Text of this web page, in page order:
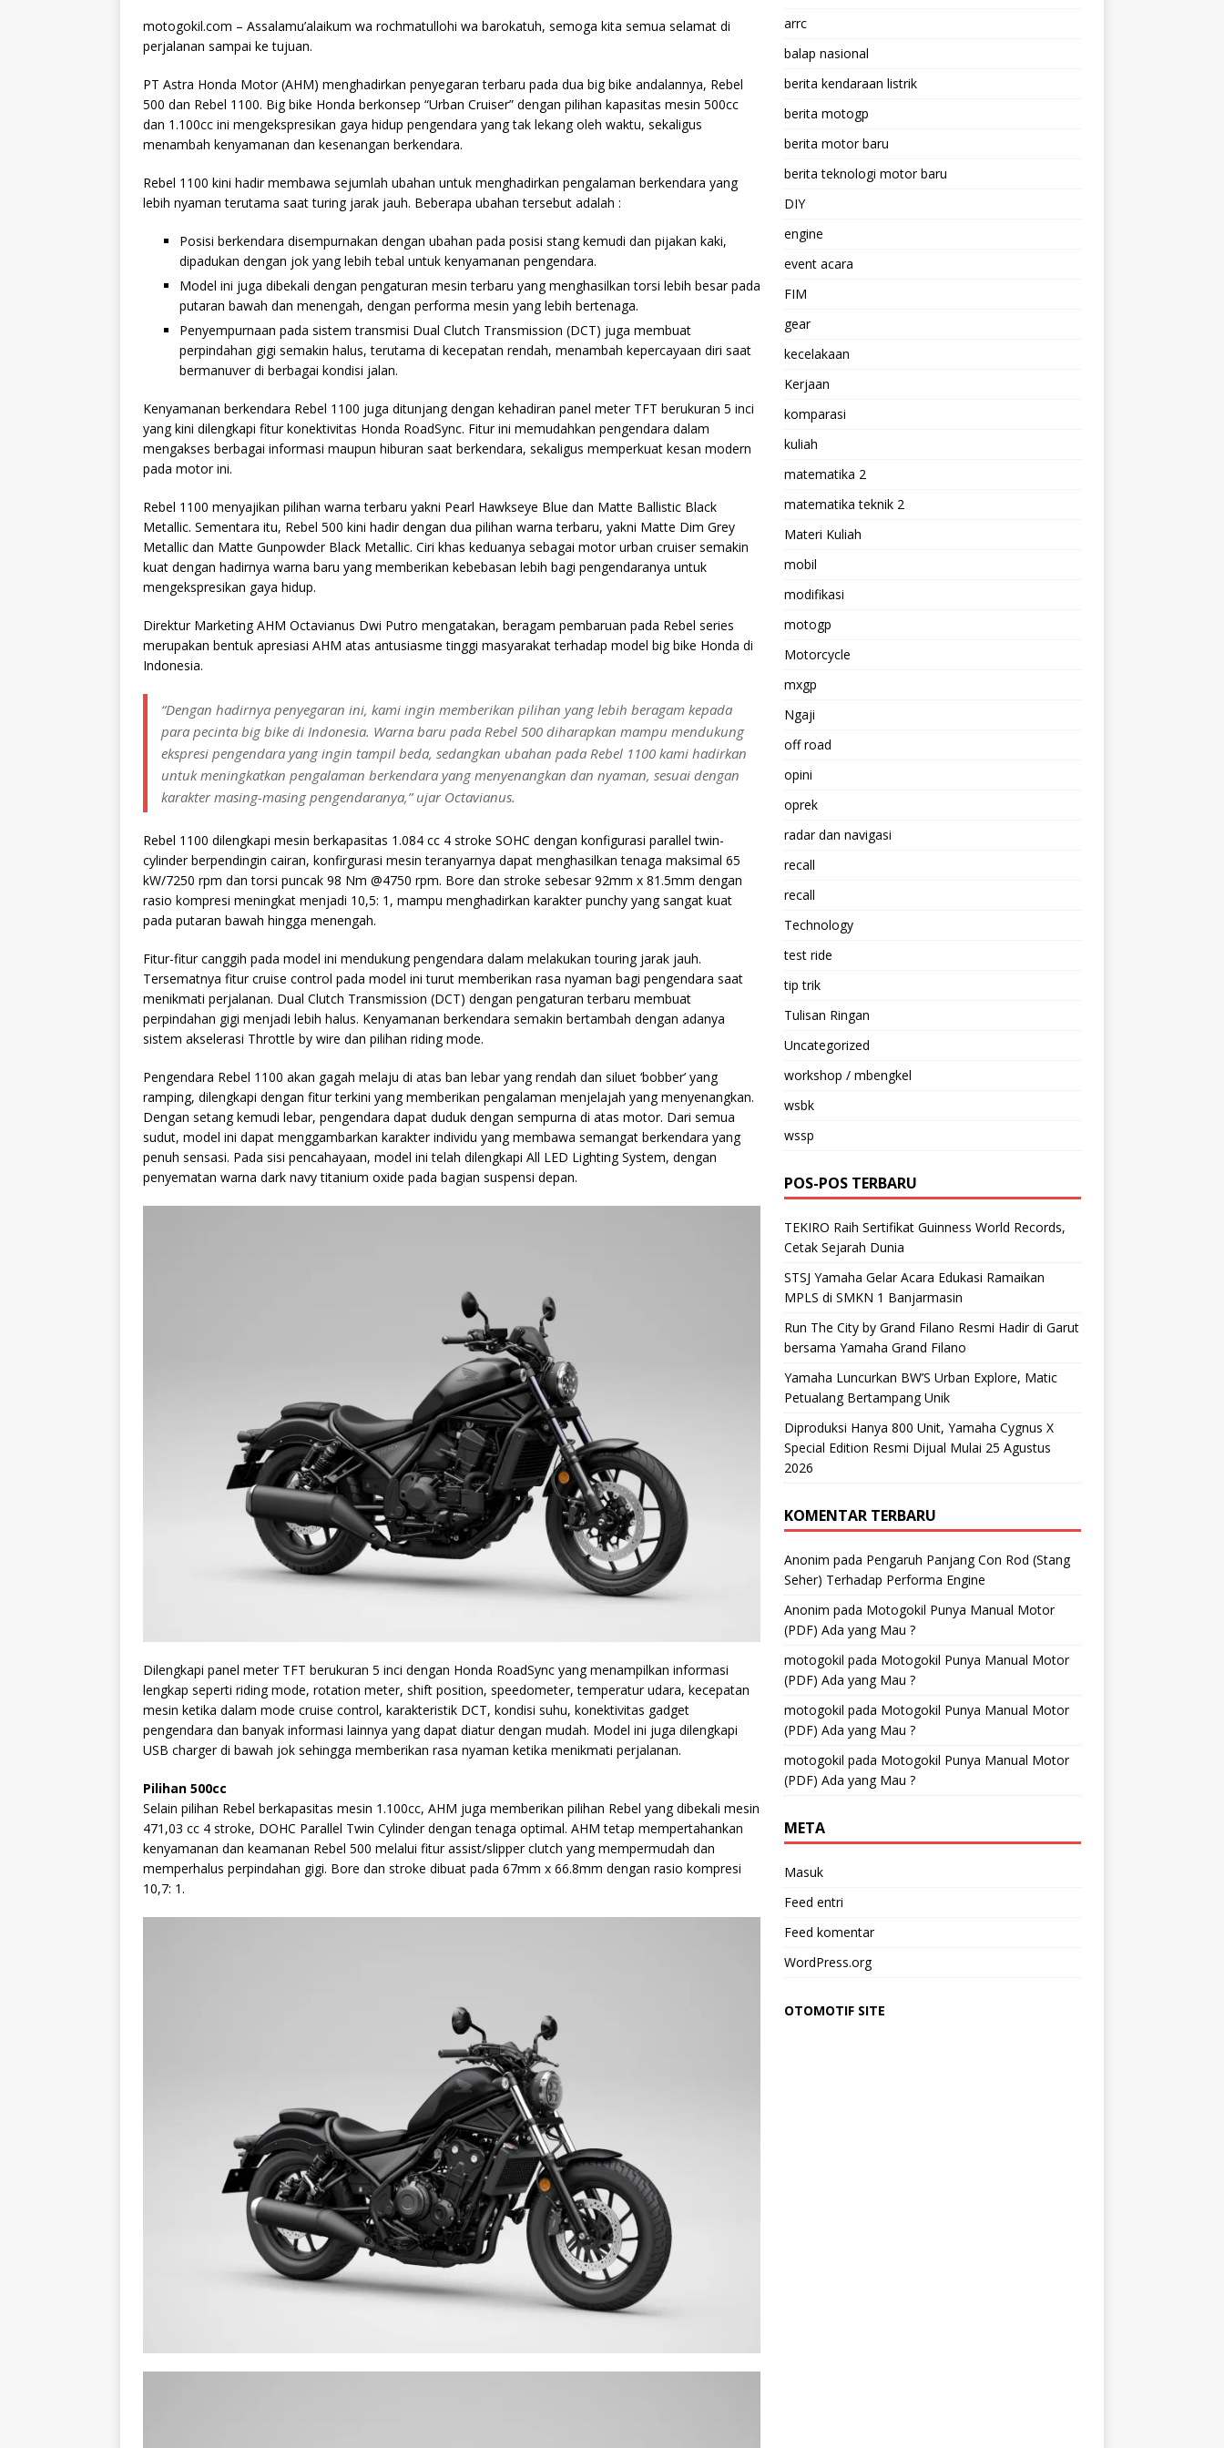
motogokil.com – Assalamu’alaikum wa rochmatullohi wa barokatuh, semoga kita semua selamat di
perjalanan sampai ke tujuan.
PT Astra Honda Motor (AHM) menghadirkan penyegaran terbaru pada dua big bike andalannya, Rebel
500 dan Rebel 1100. Big bike Honda berkonsep “Urban Cruiser” dengan pilihan kapasitas mesin 500cc
dan 1.100cc ini mengekspresikan gaya hidup pengendara yang tak lekang oleh waktu, sekaligus
menambah kenyamanan dan kesenangan berkendara.
Rebel 1100 kini hadir membawa sejumlah ubahan untuk menghadirkan pengalaman berkendara yang
lebih nyaman terutama saat turing jarak jauh. Beberapa ubahan tersebut adalah :
Posisi berkendara disempurnakan dengan ubahan pada posisi stang kemudi dan pijakan kaki,
dipadukan dengan jok yang lebih tebal untuk kenyamanan pengendara.
Model ini juga dibekali dengan pengaturan mesin terbaru yang menghasilkan torsi lebih besar pada
putaran bawah dan menengah, dengan performa mesin yang lebih bertenaga.
Penyempurnaan pada sistem transmisi Dual Clutch Transmission (DCT) juga membuat
perpindahan gigi semakin halus, terutama di kecepatan rendah, menambah kepercayaan diri saat
bermanuver di berbagai kondisi jalan.
Kenyamanan berkendara Rebel 1100 juga ditunjang dengan kehadiran panel meter TFT berukuran 5 inci
yang kini dilengkapi fitur konektivitas Honda RoadSync. Fitur ini memudahkan pengendara dalam
mengakses berbagai informasi maupun hiburan saat berkendara, sekaligus memperkuat kesan modern
pada motor ini.
Rebel 1100 menyajikan pilihan warna terbaru yakni Pearl Hawkseye Blue dan Matte Ballistic Black
Metallic. Sementara itu, Rebel 500 kini hadir dengan dua pilihan warna terbaru, yakni Matte Dim Grey
Metallic dan Matte Gunpowder Black Metallic. Ciri khas keduanya sebagai motor urban cruiser semakin
kuat dengan hadirnya warna baru yang memberikan kebebasan lebih bagi pengendaranya untuk
mengekspresikan gaya hidup.
Direktur Marketing AHM Octavianus Dwi Putro mengatakan, beragam pembaruan pada Rebel series
merupakan bentuk apresiasi AHM atas antusiasme tinggi masyarakat terhadap model big bike Honda di
Indonesia.
“Dengan hadirnya penyegaran ini, kami ingin memberikan pilihan yang lebih beragam kepada
para pecinta big bike di Indonesia. Warna baru pada Rebel 500 diharapkan mampu mendukung
ekspresi pengendara yang ingin tampil beda, sedangkan ubahan pada Rebel 1100 kami hadirkan
untuk meningkatkan pengalaman berkendara yang menyenangkan dan nyaman, sesuai dengan
karakter masing-masing pengendaranya,” ujar Octavianus.
Rebel 1100 dilengkapi mesin berkapasitas 1.084 cc 4 stroke SOHC dengan konfigurasi parallel twin-
cylinder berpendingin cairan, konfirgurasi mesin teranyarnya dapat menghasilkan tenaga maksimal 65
kW/7250 rpm dan torsi puncak 98 Nm @4750 rpm. Bore dan stroke sebesar 92mm x 81.5mm dengan
rasio kompresi meningkat menjadi 10,5: 1, mampu menghadirkan karakter punchy yang sangat kuat
pada putaran bawah hingga menengah.
Fitur-fitur canggih pada model ini mendukung pengendara dalam melakukan touring jarak jauh.
Tersematnya fitur cruise control pada model ini turut memberikan rasa nyaman bagi pengendara saat
menikmati perjalanan. Dual Clutch Transmission (DCT) dengan pengaturan terbaru membuat
perpindahan gigi menjadi lebih halus. Kenyamanan berkendara semakin bertambah dengan adanya
sistem akselerasi Throttle by wire dan pilihan riding mode.
Pengendara Rebel 1100 akan gagah melaju di atas ban lebar yang rendah dan siluet ‘bobber’ yang
ramping, dilengkapi dengan fitur terkini yang memberikan pengalaman menjelajah yang menyenangkan.
Dengan setang kemudi lebar, pengendara dapat duduk dengan sempurna di atas motor. Dari semua
sudut, model ini dapat menggambarkan karakter individu yang membawa semangat berkendara yang
penuh sensasi. Pada sisi pencahayaan, model ini telah dilengkapi All LED Lighting System, dengan
penyematan warna dark navy titanium oxide pada bagian suspensi depan.
Dilengkapi panel meter TFT berukuran 5 inci dengan Honda RoadSync yang menampilkan informasi
lengkap seperti riding mode, rotation meter, shift position, speedometer, temperatur udara, kecepatan
mesin ketika dalam mode cruise control, karakteristik DCT, kondisi suhu, konektivitas gadget
pengendara dan banyak informasi lainnya yang dapat diatur dengan mudah. Model ini juga dilengkapi
USB charger di bawah jok sehingga memberikan rasa nyaman ketika menikmati perjalanan.
Pilihan 500cc
Selain pilihan Rebel berkapasitas mesin 1.100cc, AHM juga memberikan pilihan Rebel yang dibekali mesin
471,03 cc 4 stroke, DOHC Parallel Twin Cylinder dengan tenaga optimal. AHM tetap mempertahankan
kenyamanan dan keamanan Rebel 500 melalui fitur assist/slipper clutch yang mempermudah dan
memperhalus perpindahan gigi. Bore dan stroke dibuat pada 67mm x 66.8mm dengan rasio kompresi
10,7: 1.
arrc
balap nasional
berita kendaraan listrik
berita motogp
berita motor baru
berita teknologi motor baru
DIY
engine
event acara
FIM
gear
kecelakaan
Kerjaan
komparasi
kuliah
matematika 2
matematika teknik 2
Materi Kuliah
mobil
modifikasi
motogp
Motorcycle
mxgp
Ngaji
off road
opini
oprek
radar dan navigasi
recall
recall
Technology
test ride
tip trik
Tulisan Ringan
Uncategorized
workshop / mbengkel
wsbk
wssp
POS-POS TERBARU
TEKIRO Raih Sertifikat Guinness World Records,
Cetak Sejarah Dunia
STSJ Yamaha Gelar Acara Edukasi Ramaikan
MPLS di SMKN 1 Banjarmasin
Run The City by Grand Filano Resmi Hadir di Garut
bersama Yamaha Grand Filano
Yamaha Luncurkan BW’S Urban Explore, Matic
Petualang Bertampang Unik
Diproduksi Hanya 800 Unit, Yamaha Cygnus X
Special Edition Resmi Dijual Mulai 25 Agustus
2026
KOMENTAR TERBARU
Anonim pada Pengaruh Panjang Con Rod (Stang
Seher) Terhadap Performa Engine
Anonim pada Motogokil Punya Manual Motor
(PDF) Ada yang Mau ?
motogokil pada Motogokil Punya Manual Motor
(PDF) Ada yang Mau ?
motogokil pada Motogokil Punya Manual Motor
(PDF) Ada yang Mau ?
motogokil pada Motogokil Punya Manual Motor
(PDF) Ada yang Mau ?
META
Masuk
Feed entri
Feed komentar
WordPress.org
OTOMOTIF SITE